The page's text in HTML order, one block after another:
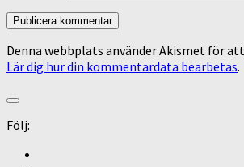
Denna webbplats använder Akismet för
Lär dig hur din kommentardata bearbetas.
Följ: